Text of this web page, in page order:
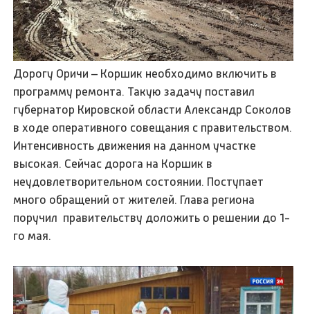
Дорогу Оричи – Коршик необходимо включить в
программу ремонта. Такую задачу поставил
губернатор Кировской области Александр Соколов
в ходе оперативного совещания с правительством.
Интенсивность движения на данном участке
высокая. Сейчас дорога на Коршик в
неудовлетворительном состоянии. Поступает
много обращений от жителей. Глава региона
поручил правительству доложить о решении до 1-
го мая.